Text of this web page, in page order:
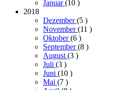
Januar(10 )
2018
Dezember(5 )
November(11 )
Oktober(6 )
September(8 )
August(3 )
Juli (3 )
Juni (10 )
Mai (7 )